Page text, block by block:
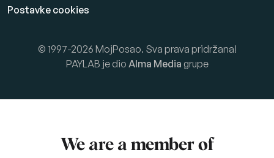
Postavke cookies
© 1997-2026 MojPosao. Sva prava pridržana!
PAYLAB je dio Alma Media grupe
We are a member of